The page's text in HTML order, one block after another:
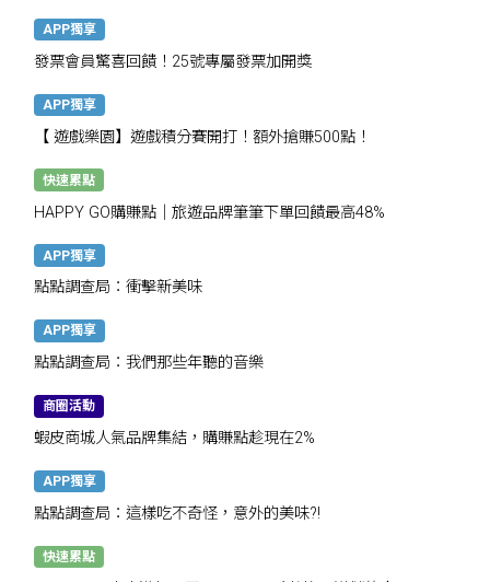
APP獨享
發票會員驚喜回饋！25號專屬發票加開獎
APP獨享
【 遊戲樂園】遊戲積分賽開打！額外搶賺500點！
快速累點
HAPPY GO購賺點｜旅遊品牌筆筆下單回饋最高48%
APP獨享
點點調查局：衝擊新美味
APP獨享
點點調查局：我們那些年聽的音樂
商圈活動
蝦皮商城人氣品牌集結，購賺點趁現在2%
APP獨享
點點調查局：這樣吃不奇怪，意外的美味?!
快速累點